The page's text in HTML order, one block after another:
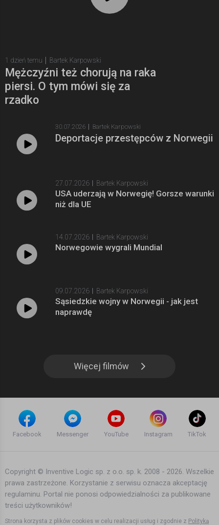
1 dzień temu Bartek Karpowski
Mężczyźni też chorują na raka
piersi. O tym mówi się za
rzadko
30.07.2026 Bartek Karpowski
Deportacje przestępców z Norwegii
27.07.2026 Bartek Karpowski
USA uderzają w Norwegię! Gorsze warunki
niż dla UE
14.07.2026 Bartek Karpowski
Norwegowie wygrali Mundial
09.07.2026 Bartek Karpowski
Sąsiedzkie wojny w Norwegii - jak jest
naprawdę
Więcej filmów
Facebook Messenger YouTube Instagram TikTok
Copyright © Inventive Logic sp. z o.o. sp. k. 2008 - 2026. Wszelkie
prawa zastrzeżone. Korzystanie z serwisu oznacza akceptację
regulaminu. Portal nie ponosi odpowiedzialności za publikowane
treści użytkowników!
Strona korzysta z plików cookies w celu realizacji usług i zgodnie z Polityką